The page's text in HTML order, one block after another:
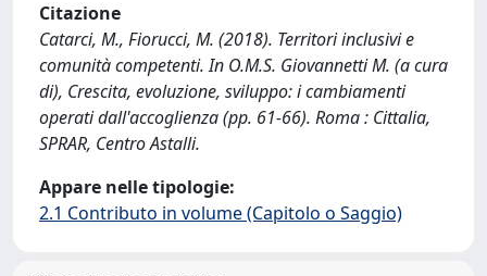
Citazione
Catarci, M., Fiorucci, M. (2018). Territori inclusivi e
comunità competenti. In O.M.S. Giovannetti M. (a cura
di), Crescita, evoluzione, sviluppo: i cambiamenti
operati dall'accoglienza (pp. 61-66). Roma : Cittalia,
SPRAR, Centro Astalli.
Appare nelle tipologie:
2.1 Contributo in volume (Capitolo o Saggio)